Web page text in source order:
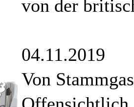
von der
04.11.2019
Von